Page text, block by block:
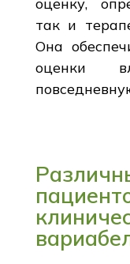
так и
Она
оценки